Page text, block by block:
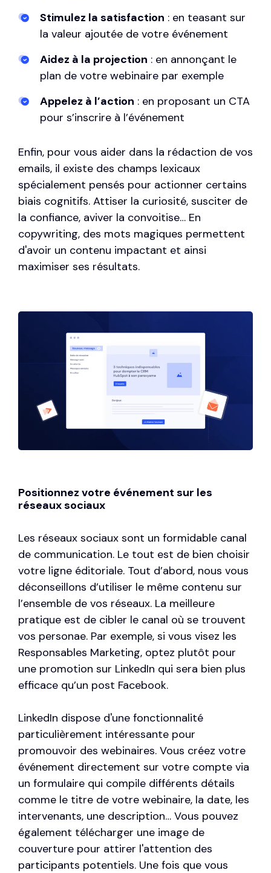
Stimulez la satisfaction : en teasant sur
la valeur ajoutée de votre événement
Aidez à la projection : en annonçant le
plan de votre webinaire par exemple
Appelez à l’action : en proposant un CTA
pour s’inscrire à l’événement
Enfin, pour vous aider dans la rédaction de vos
emails, il existe des champs lexicaux
spécialement pensés pour actionner certains
biais cognitifs. Attiser la curiosité, susciter de
la confiance, aviver la convoitise… En
copywriting, des mots magiques permettent
d'avoir un contenu impactant et ainsi
maximiser ses résultats.
Positionnez votre événement sur les
réseaux sociaux
Les réseaux sociaux sont un formidable canal
de communication. Le tout est de bien choisir
votre ligne éditoriale. Tout d’abord, nous vous
déconseillons d’utiliser le même contenu sur
l’ensemble de vos réseaux. La meilleure
pratique est de cibler le canal où se trouvent
vos personae. Par exemple, si vous visez les
Responsables Marketing, optez plutôt pour
une promotion sur LinkedIn qui sera bien plus
efficace qu’un post Facebook.
LinkedIn dispose d'une fonctionnalité
particulièrement intéressante pour
promouvoir des webinaires. Vous créez votre
événement directement sur votre compte via
un formulaire qui compile différents détails
comme le titre de votre webinaire, la date, les
intervenants, une description… Vous pouvez
également télécharger une image de
couverture pour attirer l'attention des
participants potentiels. Une fois que vous